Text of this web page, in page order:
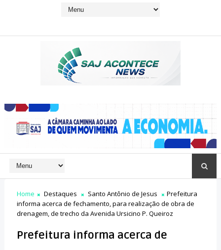
Home Destaques Santo Antônio de Jesus
Prefeitura
informa acerca de fechamento, para realização de obra de
drenagem, de trecho da Avenida Ursicino P. Queiroz
Prefeitura informa acerca de